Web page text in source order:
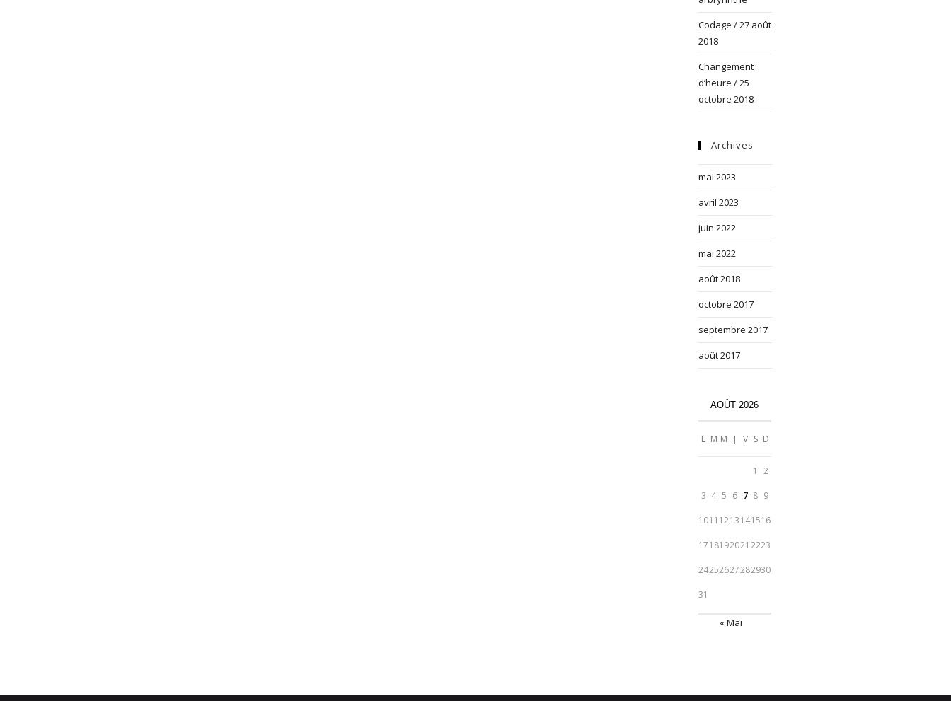
Codage / 27 août
2018
Changement
d’heure / 25
octobre 2018
Archives
mai 2023
avril 2023
juin 2022
mai 2022
août 2018
octobre 2017
septembre 2017
août 2017
AOÛT 2026
L M M J V S D
1 2
3 4 5 6 7 8 9
1011 1213141516
1718192021 2223
24252627282930
31
« Mai